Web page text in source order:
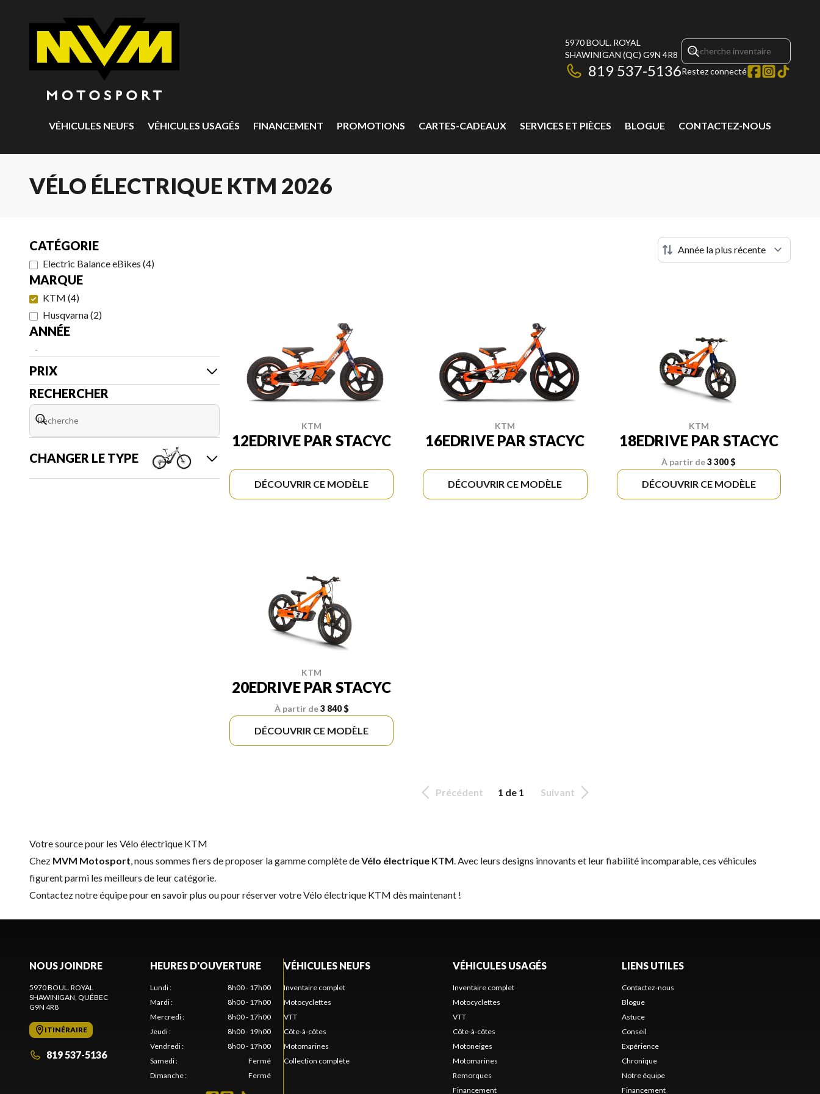
5970 BOUL. ROYAL
SHAWINIGAN (QC) G9N 4R8
819 537-5136Restez connecté
VÉHICULES NEUFS VÉHICULES USAGÉS FINANCEMENT PROMOTIONS CARTES-CADEAUX SERVICES ET PIÈCES BLOGUE CONTACTEZ-NOUS
VÉLO ÉLECTRIQUE KTM 2026
CATÉGORIE
Electric Balance eBikes (4)
MARQUE
KTM (4)
Husqvarna(2)
ANNÉE
-
PRIX
RECHERCHER
CHANGER LE TYPE
KTM
12EDRIVE PAR STACYC
DÉCOUVRIR CE MODÈLE
KTM
16EDRIVE PAR STACYC
DÉCOUVRIR CE MODÈLE
KTM
18EDRIVE PAR STACYC
À partir de3 300 $
DÉCOUVRIR CE MODÈLE
KTM
20EDRIVE PAR STACYC
À partir de3 840 $
DÉCOUVRIR CE MODÈLE
Précédent 1 de 1 Suivant
Votre source pour les Vélo électrique KTM
Chez MVM Motosport , nous sommes fiers de proposer la gamme complète deVélo électrique KTM . Avec leurs designs innovants et leur fiabilité incomparable, ces véhicules
figurent parmi les meilleurs de leur catégorie.
Contactez notre équipepour en savoir plus ou pour réserver votre Vélo électrique KTM dès maintenant !
NOUS JOINDRE
5970 BOUL. ROYAL
SHAWINIGAN , QUÉBEC
G9N 4R8
ITINÉRAIRE
819 537-5136
HEURES D'OUVERTURE
Lundi:
8h00 - 17h00
Mardi:
8h00 - 17h00
Mercredi:
8h00 - 17h00
Jeudi:
8h00 - 19h00
Vendredi:
8h00 - 17h00
Samedi:
Fermé
Dimanche: Fermé
VÉHICULES NEUFS
Inventaire complet
Motocyclettes
VTT
Côte-à-côtes
Motomarines
Collection complète
VÉHICULES USAGÉS
Inventaire complet
Motocyclettes
VTT
Côte-à-côtes
Motoneiges
Motomarines
Remorques
Financement
LIENS UTILES
Contactez-nous
Blogue
Astuce
Conseil
Expérience
Chronique
Notre équipe
Financement